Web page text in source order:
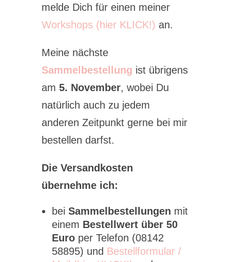
melde Dich für einen meiner
Workshops (hier KLICK!) an.
Meine nächste
Sammelbestellung ist übrigens
am 5. November, wobei Du
natürlich auch zu jedem
anderen Zeitpunkt gerne bei mir
bestellen darfst.
Die Versandkosten
übernehme ich:
bei Sammelbestellungen mit
einem Bestellwert über 50
Euro per Telefon (08142
58895) und Bestellformular /